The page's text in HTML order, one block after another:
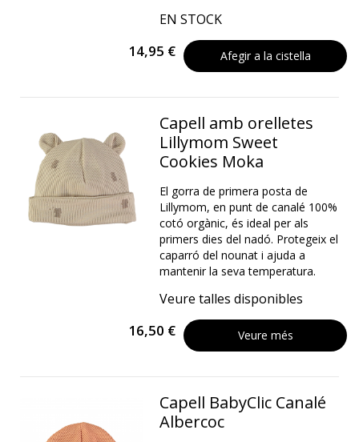
EN STOCK
14,95 € Afegir a la cistella
Capell amb orelletes
Lillymom Sweet
Cookies Moka
El gorra de primera posta de
Lillymom, en punt de canalé 100%
cotó orgànic, és ideal per als
primers dies del nadó. Protegeix el
caparró del nounat i ajuda a
mantenir la seva temperatura.
Veure talles disponibles
16,50 € Veure més
Capell BabyClic Canalé
Albercoc